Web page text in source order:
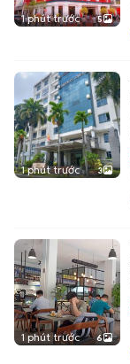
1 phút trước 5
1 phút trước 3
1 phút trước 6